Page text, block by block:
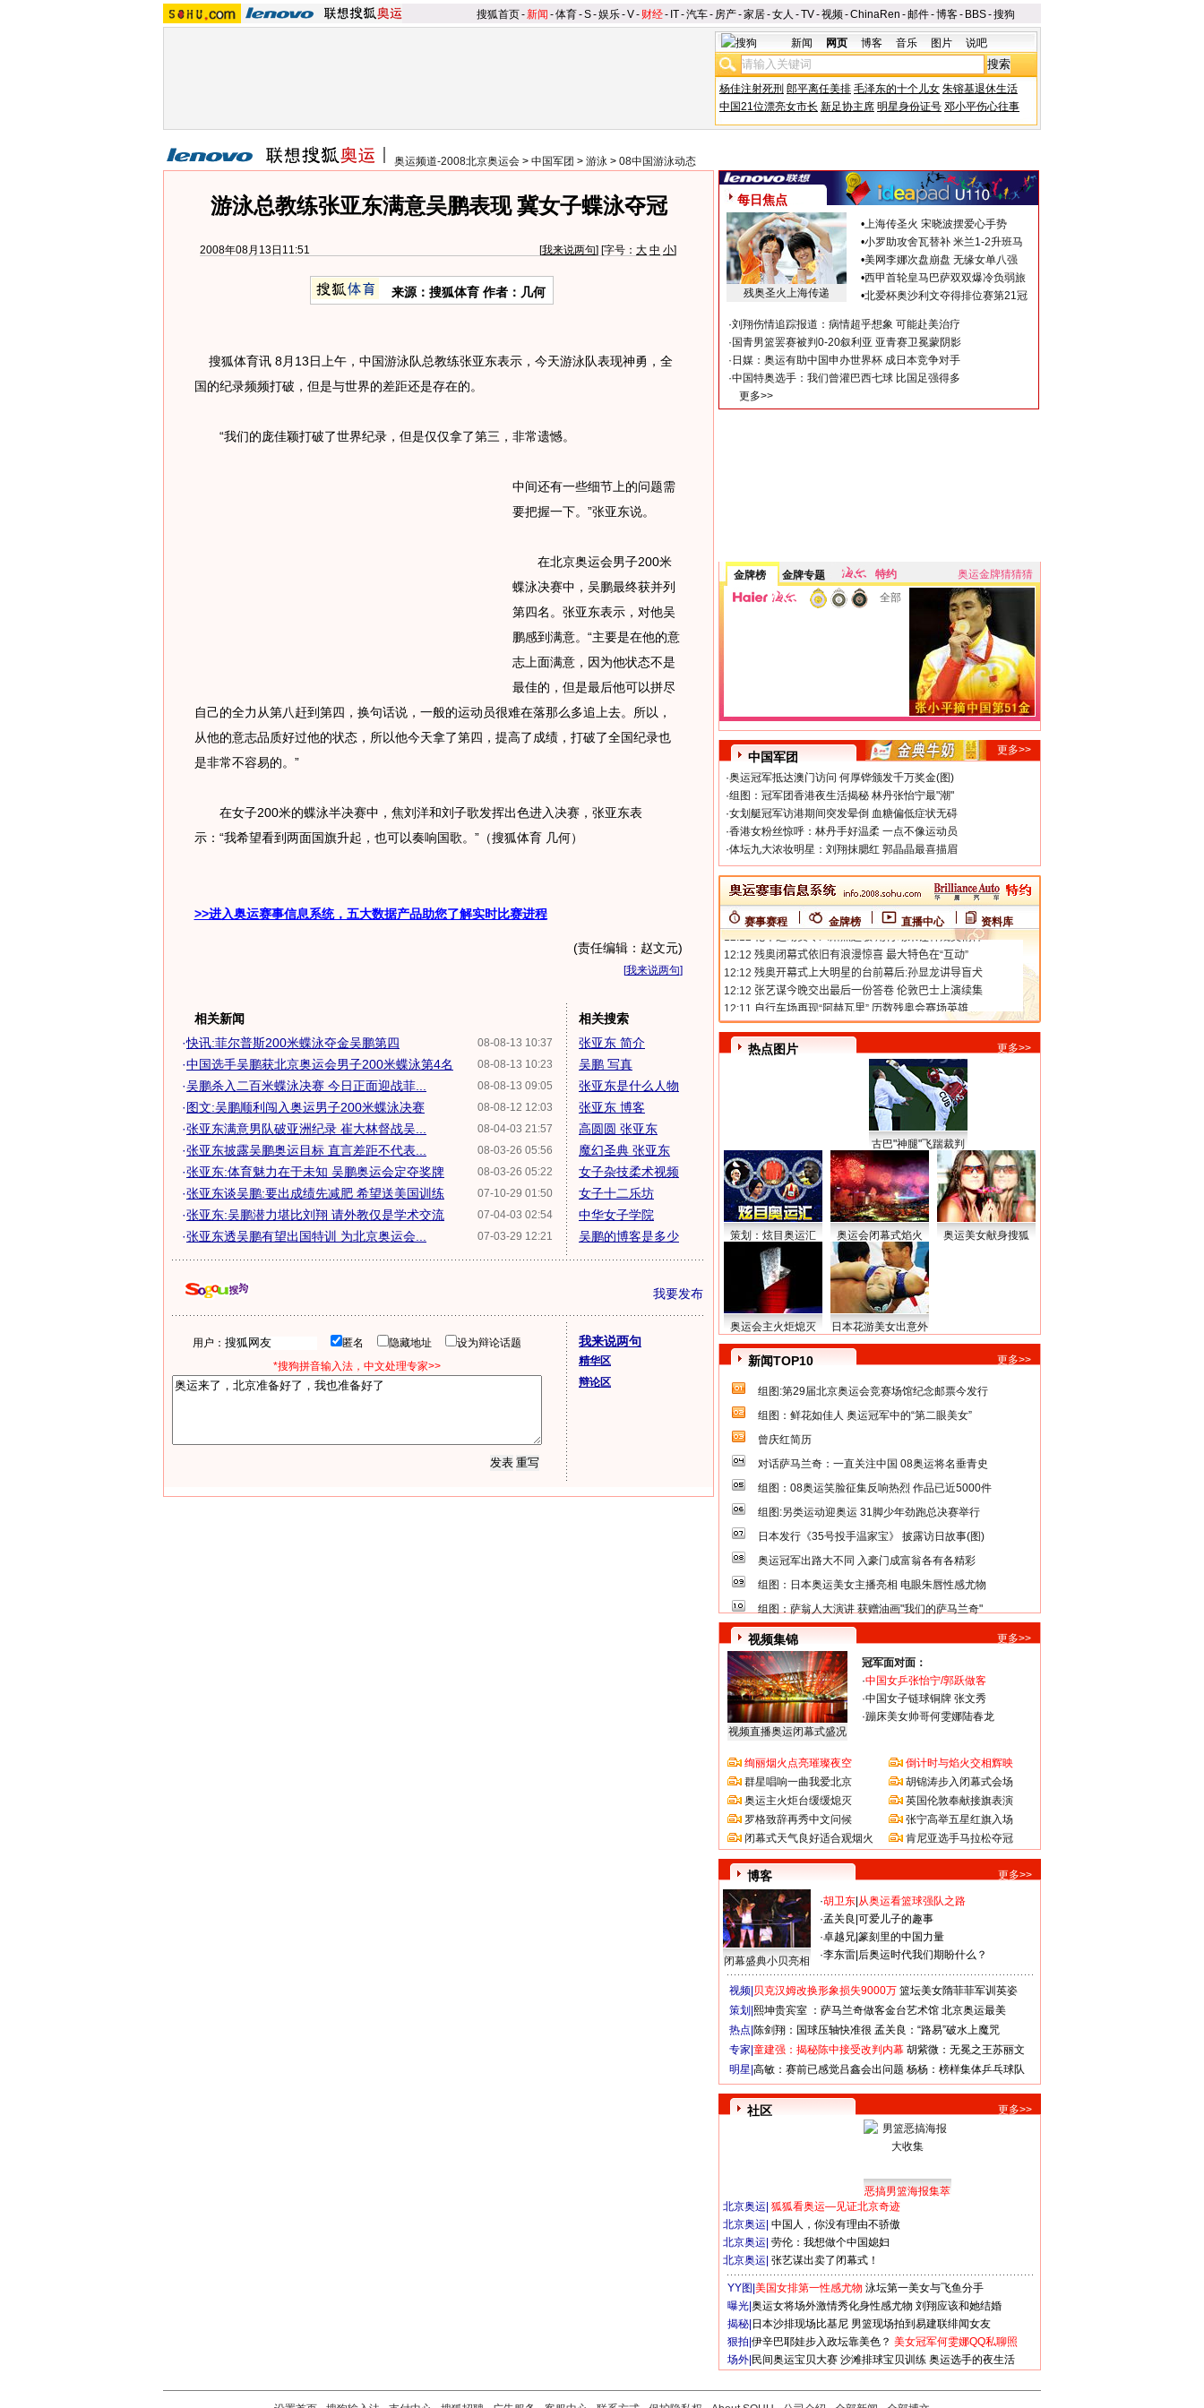
搜狐首页-新闻 -体育-S-娱乐-V- 财经- IT-汽车- 房产-家居-女人 -TV-视频-ChinaRen -邮件-博客- BBS-搜狗
新闻 网页 博客 音乐 图片 说吧
杨佳注射死刑 郎平离任美排 毛泽东的十个儿女 朱镕基退休生活
中国21位漂亮女市长 新足协主席 明星身份证号 邓小平伤心往事
奥运频道-2008北京奥运会 > 中国军团 > 游泳 > 08中国游泳动态
游泳总教练张亚东满意吴鹏表现 冀女子蝶泳夺冠
2008年08月13日11:51 [我来说两句] [字号： 大 中 小]
来源：搜狐体育 作者：几何
搜狐体育讯 8月13日上午，中国游泳队总教练张亚东表示，今天游泳队表现神勇，全
国的纪录频频打破，但是与世界的差距还是存在的。
“我们的庞佳颖打破了世界纪录，但是仅仅拿了第三，非常遗憾。
中间还有一些细节上的问题需
要把握一下。”张亚东说。
在北京奥运会男子200米
蝶泳决赛中，吴鹏最终获并列
第四名。张亚东表示，对他吴
鹏感到满意。“主要是在他的意
志上面满意，因为他状态不是
最佳的，但是最后他可以拼尽
自己的全力从第八赶到第四，换句话说，一般的运动员很难在落那么多追上去。所以，
从他的意志品质好过他的状态，所以他今天拿了第四，提高了成绩，打破了全国纪录也
是非常不容易的。”
在女子200米的蝶泳半决赛中，焦刘洋和刘子歌发挥出色进入决赛，张亚东表
示：“我希望看到两面国旗升起，也可以奏响国歌。”（搜狐体育 几何）
>>进入奥运赛事信息系统，五大数据产品助您了解实时比赛进程
(责任编辑：赵文元)
[我来说两句]
相关新闻
08-08-13 10:37
·快讯:菲尔普斯200米蝶泳夺金吴鹏第四
08-08-13 10:23
·中国选手吴鹏获北京奥运会男子200米蝶泳第4名
08-08-13 09:05
·吴鹏杀入二百米蝶泳决赛 今日正面迎战菲...
08-08-12 12:03
·图文:吴鹏顺利闯入奥运男子200米蝶泳决赛
08-04-03 21:57
·张亚东满意男队破亚洲纪录 崔大林督战吴...
08-03-26 05:56
·张亚东披露吴鹏奥运目标 直言差距不代表...
08-03-26 05:22
·张亚东:体育魅力在于未知 吴鹏奥运会定夺奖牌
07-10-29 01:50
·张亚东谈吴鹏:要出成绩先减肥 希望送美国训练
07-04-03 02:54
·张亚东:吴鹏潜力堪比刘翔 请外教仅是学术交流
07-03-29 12:21
·张亚东透吴鹏有望出国特训 为北京奥运会...
相关搜索
张亚东 简介
吴鹏 写真
张亚东是什么人物
张亚东 博客
高圆圆 张亚东
魔幻圣典 张亚东
女子杂技柔术视频
女子十二乐坊
中华女子学院
吴鹏的博客是多少
我要发布
用户： 匿名 隐藏地址
设为辩论话题
*搜狗拼音输入法，中文处理专家>>
我来说两句
精华区
辩论区
每日焦点
残奥圣火上海传递
•上海传圣火 宋晓波摆爱心手势
•小罗助攻舍瓦替补 米兰1-2升班马
•美网李娜次盘崩盘 无缘女单八强
•西甲首轮皇马巴萨双双爆冷负弱旅
•北爱杯奥沙利文夺得排位赛第21冠
·刘翔伤情追踪报道：病情超乎想象 可能赴美治疗
· 国青男篮罢赛被判0-20叙利亚 亚青赛卫冕蒙阴影
· 日媒：奥运有助中国申办世界杯 成日本竞争对手
·中国特奥选手：我们曾灌巴西七球 比国足强得多
更多>>
金牌榜 金牌专题 特约
奥运金牌猜猜猜
全部
中国军团
更多>>
·奥运冠军抵达澳门访问 何厚铧颁发千万奖金(图)
·组图：冠军团香港夜生活揭秘 林丹张怡宁最"潮"
·女划艇冠军访港期间突发晕倒 血糖偏低症状无碍
·香港女粉丝惊呼：林丹手好温柔 一点不像运动员
·体坛九大浓妆明星：刘翔抹腮红 郭晶晶最喜描眉
赛事赛程 金牌榜 直播中心 资料库
热点图片 更多>>
古巴"神腿"飞踹裁判
策划：炫目奥运汇 奥运会闭幕式焰火 奥运美女献身搜狐
奥运会主火炬熄灭 日本花游美女出意外
新闻TOP10 更多>>
组图:第29届北京奥运会竞赛场馆纪念邮票今发行
组图：鲜花如佳人 奥运冠军中的“第二眼美女”
曾庆红简历
对话萨马兰奇：一直关注中国 08奥运将名垂青史
组图：08奥运笑脸征集反响热烈 作品已近5000件
组图:另类运动迎奥运 31脚少年劲跑总决赛举行
日本发行《35号投手温家宝》 披露访日故事(图)
奥运冠军出路大不同 入豪门成富翁各有各精彩
组图：日本奥运美女主播亮相 电眼朱唇性感尤物
组图：萨翁人大演讲 获赠油画"我们的萨马兰奇"
视频集锦 更多>>
视频直播奥运闭幕式盛况
冠军面对面：
·中国女乒张怡宁/郭跃做客
·中国女子链球铜牌 张文秀
·蹦床美女帅哥何雯娜陆春龙
绚丽烟火点亮璀璨夜空
群星唱响一曲我爱北京
奥运主火炬台缓缓熄灭
罗格致辞再秀中文问候
闭幕式天气良好适合观烟火
倒计时与焰火交相辉映
胡锦涛步入闭幕式会场
英国伦敦奉献接旗表演
张宁高举五星红旗入场
肯尼亚选手马拉松夺冠
博客 更多>>
闭幕盛典小贝亮相
·胡卫东 从奥运看篮球强队之路
·孟关良 可爱儿子的趣事
·卓越兄 篆刻里的中国力量
·李东雷 后奥运时代我们期盼什么？
视频| 贝克汉姆改换形象损失9000万 篮坛美女隋菲菲军训英姿
策划| 熙坤贵宾室 ：萨马兰奇做客金台艺术馆 北京奥运最美
热点| 陈剑翔：国球压轴快准很 孟关良：“路易”破水上魔咒
专家| 童建强：揭秘陈中接受改判内幕 胡紫微：无冕之王苏丽文
明星| 高敏：赛前已感觉吕鑫会出问题 杨杨：榜样集体乒乓球队
社区 更多>>
恶搞男篮海报集萃
北京奥运 狐狐看奥运—见证北京奇迹
北京奥运 中国人，你没有理由不骄傲
北京奥运 劳伦：我想做个中国媳妇
北京奥运 张艺谋出卖了闭幕式！
YY图| 美国女排第一性感尤物 泳坛第一美女与飞鱼分手
曝光| 奥运女将场外激情秀化身性感尤物 刘翔应该和她结婚
揭秘| 日本沙排现场比基尼 男篮现场拍到易建联绯闻女友
狠拍| 伊辛巴耶娃步入政坛靠美色？ 美女冠军何雯娜QQ私聊照
场外| 民间奥运宝贝大赛 沙滩排球宝贝训练 奥运选手的夜生活